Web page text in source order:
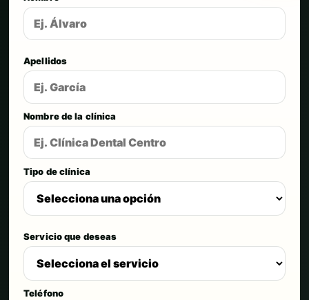
Apellidos
Nombre de la clínica
Tipo de clínica
Servicio que deseas
Teléfono